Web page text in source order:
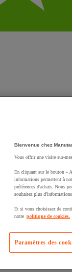
avez ajouté un
Bienvenue chez
Vous offrir une visite sur-
En cliquant sur le bouton «
informations permettent à
préférences d'achats. Nous
souhaitez plus
Et si vous choisissez de
notre politique de cookies.
Paramètres des